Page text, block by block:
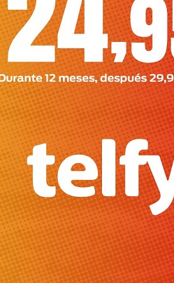
LOTERIAS
Bonoloto
Primitiva
El Gordo
Euromillones
Loteria
Once
PUBLICIDAD